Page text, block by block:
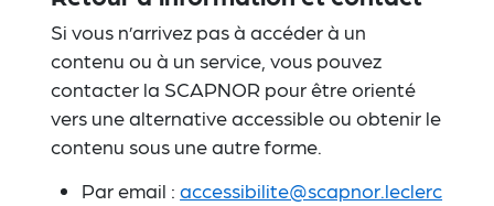
Si vous n’arrivez pas à accéder à un
contenu ou à un service, vous pouvez
contacter la SCAPNOR pour être orienté
vers une alternative accessible ou obtenir le
contenu sous une autre forme.
Par email :accessibilite@scapnor.leclerc